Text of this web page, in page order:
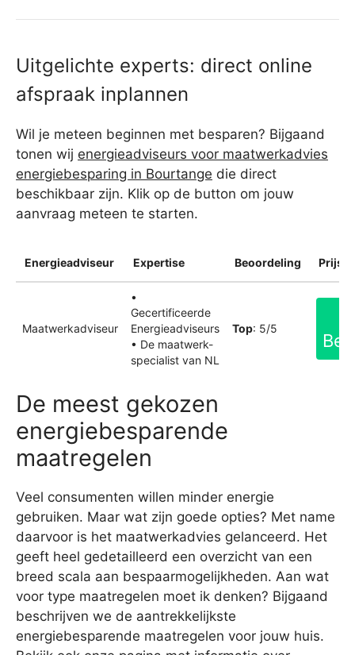
Uitgelichte experts: direct online
afspraak inplannen
Wil je meteen beginnen met besparen? Bijgaand
tonen wij energieadviseurs voor maatwerkadvies
energiebesparing in Bourtange die direct
beschikbaar zijn. Klik op de button om jouw
aanvraag meteen te starten.
Energieadviseur Expertise Beoordeling
Maatwerkadviseur
•
Gecertificeerde
Energieadviseurs
• De maatwerk-
specialist van NL
Top: 5/5
De meest gekozen
energiebesparende
maatregelen
Veel consumenten willen minder energie
gebruiken. Maar wat zijn goede opties? Met name
daarvoor is het maatwerkadvies gelanceerd. Het
geeft heel gedetailleerd een overzicht van een
breed scala aan bespaarmogelijkheden. Aan wat
voor type maatregelen moet ik denken? Bijgaand
beschrijven we de aantrekkelijkste
energiebesparende maatregelen voor jouw huis.